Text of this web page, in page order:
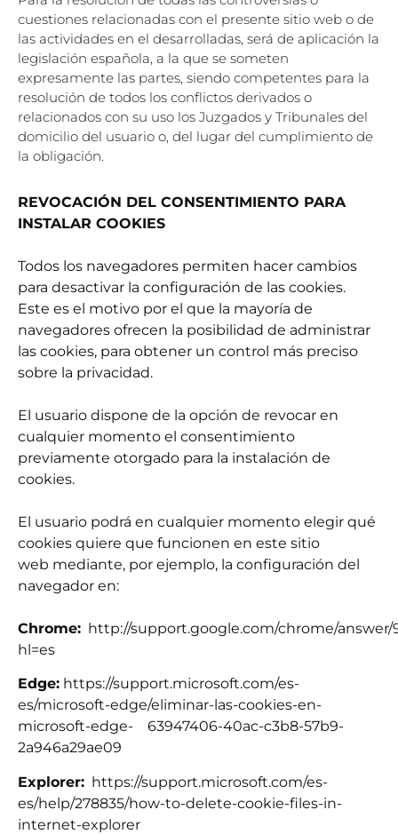
cuestiones relacionadas con el presente sitio web o de
las actividades en el desarrolladas, será de aplicación la
legislación española, a la que se someten
expresamente las partes, siendo competentes para la
resolución de todos los conflictos derivados o
relacionados con su uso los Juzgados y Tribunales del
domicilio del usuario o, del lugar del cumplimiento de
la obligación.
REVOCACIÓN DEL CONSENTIMIENTO PARA
INSTALAR COOKIES
Todos los navegadores permiten hacer cambios
para desactivar la configuración de las cookies.
Este es el motivo por el que la mayoría de
navegadores ofrecen la posibilidad de administrar
las cookies, para obtener un control más preciso
sobre la privacidad.
El usuario dispone de la opción de revocar en
cualquier momento el consentimiento
previamente otorgado para la instalación de
cookies.
El usuario podrá en cualquier momento elegir qué
cookies quiere que funcionen en este sitio
web mediante, por ejemplo, la configuración del
navegador en:
Chrome: http://support.google.com/chrome/answer/
hl=es
Edge: https://support.microsoft.com/es-
es/microsoft-edge/eliminar-las-cookies-en-
microsoft-edge- 63947406-40ac-c3b8-57b9-
2a946a29ae09
Explorer: https://support.microsoft.com/es-
es/help/278835/how-to-delete-cookie-files-in-
internet-explorer